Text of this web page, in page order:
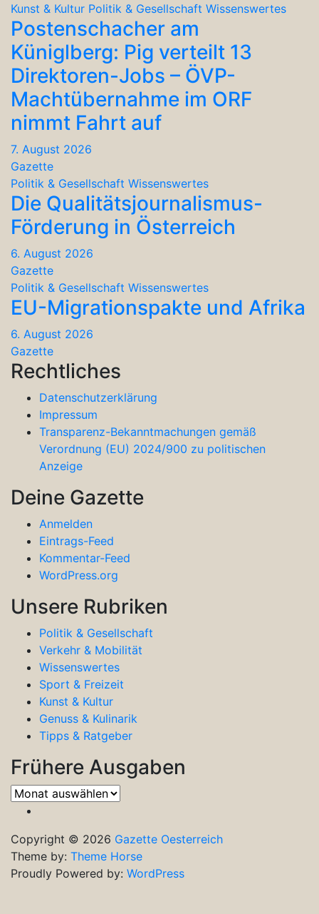
Kunst & Kultur Politik & Gesellschaft Wissenswertes
Postenschacher am
Küniglberg: Pig verteilt 13
Direktoren-Jobs – ÖVP-
Machtübernahme im ORF
nimmt Fahrt auf
7. August 2026
Gazette
Politik & Gesellschaft Wissenswertes
Die Qualitätsjournalismus-
Förderung in Österreich
6. August 2026
Gazette
Politik & Gesellschaft Wissenswertes
EU-Migrationspakte und Afrika
6. August 2026
Gazette
Rechtliches
Datenschutzerklärung
Impressum
Transparenz-Bekanntmachungen gemäß
Verordnung (EU) 2024/900 zu politischen
Anzeige
Deine Gazette
Anmelden
Eintrags-Feed
Kommentar-Feed
WordPress.org
Unsere Rubriken
Politik & Gesellschaft
Verkehr & Mobilität
Wissenswertes
Sport & Freizeit
Kunst & Kultur
Genuss & Kulinarik
Tipps & Ratgeber
Frühere Ausgaben
Frühere
Ausgaben
Copyright © 2026 Gazette Oesterreich
Theme by: Theme Horse
Proudly Powered by: WordPress